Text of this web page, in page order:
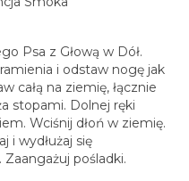
Psa z Głową w Dół.
i odstaw nogę jak
całą na ziemię, łącznie
stopami. Dolnej ręki
Wciśnij dłoń w ziemię.
i wydłużaj się
pośladki.